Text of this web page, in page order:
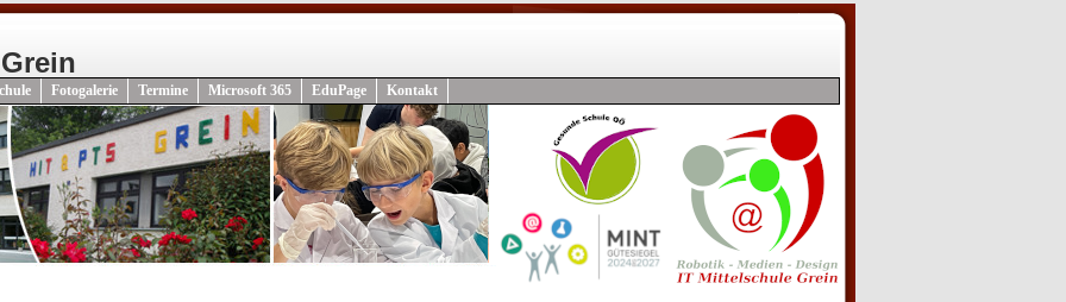
Fotogalerie Termine Microsoft 365 EduPage Kontakt